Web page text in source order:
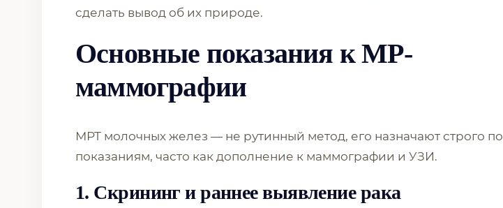
сделать вывод об их природе.
Основные показания к МР-
маммографии
МРТ молочных желез — не рутинный метод, его назначают строго по
показаниям, часто как дополнение к маммографии и УЗИ.
1. Скрининг и раннее выявление рака